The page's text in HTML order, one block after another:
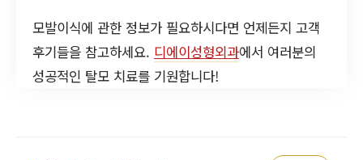
모발이식에 관한 정보가 필요하시다면 언제든지 고객
후기들을 참고하세요. 디에이성형외과에서 여러분의
성공적인 탈모 치료를 기원합니다!